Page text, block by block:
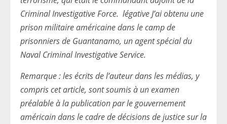
Criminal Investigative Force. ​​​​​​​​​​​​​​​​​​​​​​​​​​​​​​​​​​​​​​​​​​​​​​​​​​​​​​​​​​​​​​​​​​​​​​​​​​​​ ​​​​​​​​​​​​​​​​​​​​​​​​​​​​​​​​​​​​​​​​​légative​​​​​​​​​​​​​​​​ J’ai obtenu une
prison militaire américaine dans le camp de
prisonniers de Guantanamo, un agent spécial du
Naval Criminal Investigative Service.
Remarque : les écrits de l’auteur dans les médias, y
compris cet article, sont soumis à un examen
préalable à la publication par le gouvernement
américain dans le cadre de décisions de justice sur la